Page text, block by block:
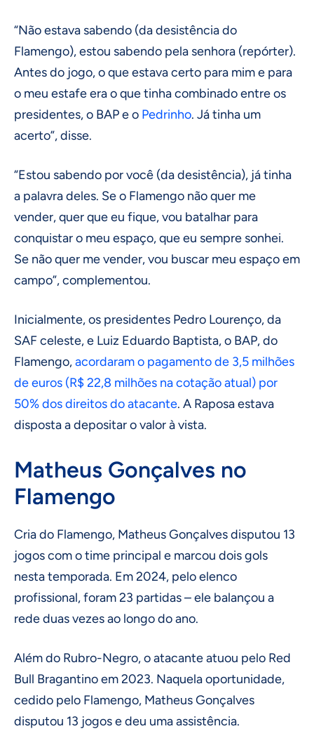
“Não estava sabendo (da desistência do
Flamengo), estou sabendo pela senhora (repórter).
Antes do jogo, o que estava certo para mim e para
o meu estafe era o que tinha combinado entre os
presidentes, o BAP e o Pedrinho. Já tinha um
acerto”, disse.
“Estou sabendo por você (da desistência), já tinha
a palavra deles. Se o Flamengo não quer me
vender, quer que eu fique, vou batalhar para
conquistar o meu espaço, que eu sempre sonhei.
Se não quer me vender, vou buscar meu espaço em
campo”, complementou.
Inicialmente, os presidentes Pedro Lourenço, da
SAF celeste, e Luiz Eduardo Baptista, o BAP, do
Flamengo,acordaram o pagamento de 3,5 milhões
de euros (R$ 22,8 milhões na cotação atual) por
50% dos direitos do atacante. A Raposa estava
disposta a depositar o valor à vista.
Matheus Gonçalves no
Flamengo
Cria do Flamengo, Matheus Gonçalves disputou 13
jogos com o time principal e marcou dois gols
nesta temporada. Em 2024, pelo elenco
profissional, foram 23 partidas – ele balançou a
rede duas vezes ao longo do ano.
Além do Rubro-Negro, o atacante atuou pelo Red
Bull Bragantino em 2023. Naquela oportunidade,
cedido pelo Flamengo, Matheus Gonçalves
disputou 13 jogos e deu uma assistência.